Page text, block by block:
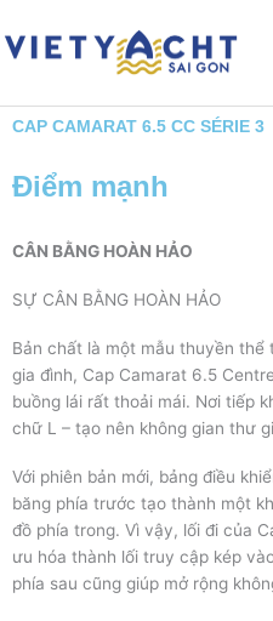
tới
nội
CAP CAMARAT 6.5 CC SÉRIE 3
Điểm mạnh
CÂN BẰNG HOÀN HẢO
SỰ CÂN BẰNG HOÀN HẢO
Bản chất là một mẫu thuyền
gia đình, Cap Camarat 6.5
buồng lái rất thoải mái. Nơi tiếp
chữ L – tạo nên không gian thư
Với phiên bản mới, bảng điều
băng phía trước tạo thành một
đồ phía trong. Vì vậy, lối đi của
ưu hóa thành lối truy cập kép
phía sau cũng giúp mở rộng